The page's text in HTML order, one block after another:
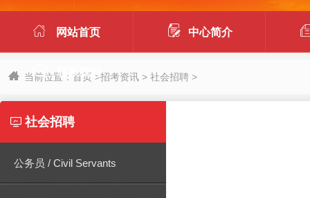
 网站首页  中心简介
 联系我们
当前位置： 首页 >招考资讯 > 社会招聘 >
 社会招聘
公务员 / Civil Servants